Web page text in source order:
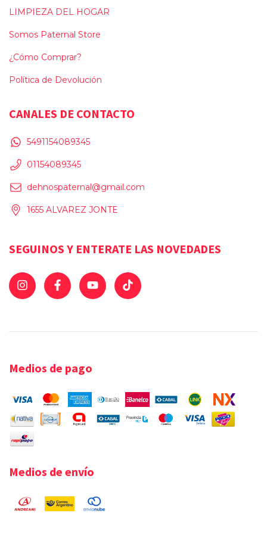
LIMPIEZA DEL HOGAR
Somos Paternal Store
¿Cómo Comprar?
Política de Devolución
CANALES DE CONTACTO
5491154089345
01154089345
dehnospaternal@gmail.com
1655 ALVAREZ JONTE
SEGUINOS Y ENTERATE LAS NOVEDADES
Medios de pago
Medios de envío